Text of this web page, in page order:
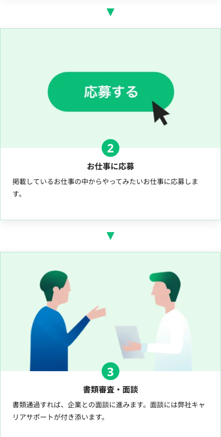
2
お仕事に応募
掲載しているお仕事の中からやってみたいお仕事に応募しま
す。
3
書類審査・面談
書類通過すれば、企業との面談に進みます。面談には弊社キャ
リアサポートが付き添います。